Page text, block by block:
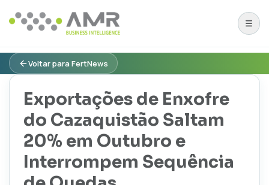
Voltar para FertNews
Exportações de Enxofre
do Cazaquistão Saltam
20% em Outubro e
Interrompem Sequência